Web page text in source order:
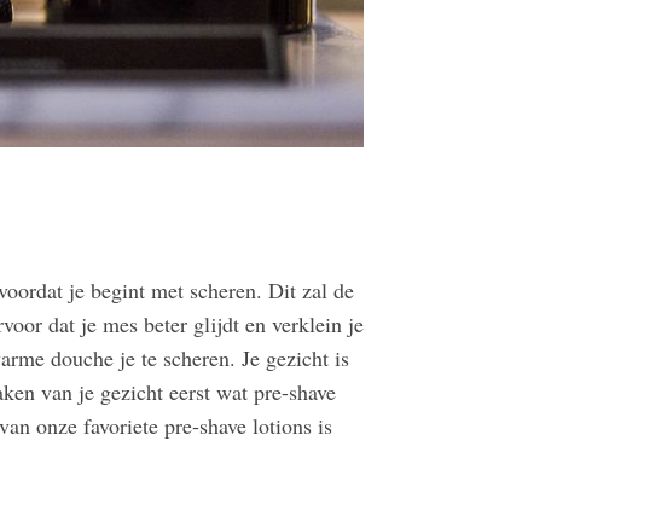
je begint met scheren. Dit zal de
dat je mes beter glijdt en verklein je
douche je te scheren. Je gezicht is
van je gezicht eerst wat pre-shave
onze favoriete pre-shave lotions is